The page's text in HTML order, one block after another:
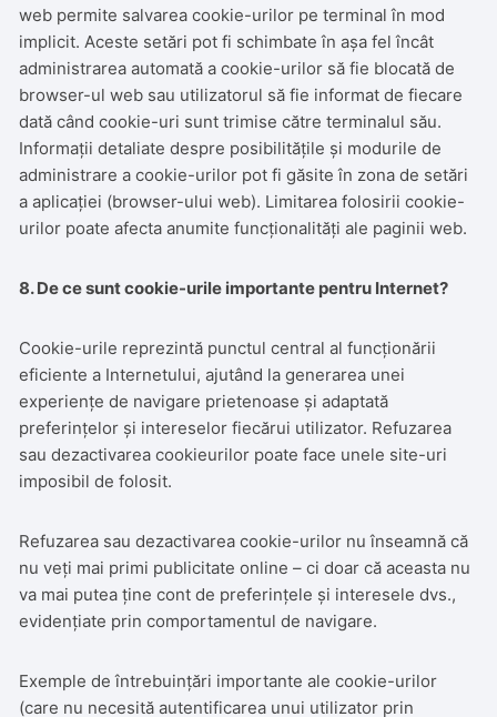
web permite salvarea cookie-urilor pe terminal în mod
implicit. Aceste setări pot fi schimbate în așa fel încât
administrarea automată a cookie-urilor să fie blocată de
browser-ul web sau utilizatorul să fie informat de fiecare
dată când cookie-uri sunt trimise către terminalul său.
Informații detaliate despre posibilitățile și modurile de
administrare a cookie-urilor pot fi găsite în zona de setări
a aplicației (browser-ului web). Limitarea folosirii cookie-
urilor poate afecta anumite funcționalități ale paginii web.
8. De ce sunt cookie-urile importante pentru Internet?
Cookie-urile reprezintă punctul central al funcționării
eficiente a Internetului, ajutând la generarea unei
experiențe de navigare prietenoase și adaptată
preferințelor și intereselor fiecărui utilizator. Refuzarea
sau dezactivarea cookieurilor poate face unele site-uri
imposibil de folosit.
Refuzarea sau dezactivarea cookie-urilor nu înseamnă că
nu veți mai primi publicitate online – ci doar că aceasta nu
va mai putea ține cont de preferințele și interesele dvs.,
evidențiate prin comportamentul de navigare.
Exemple de întrebuințări importante ale cookie-urilor
(care nu necesită autentificarea unui utilizator prin